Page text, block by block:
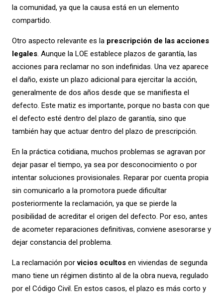
la comunidad, ya que la causa está en un elemento
compartido.
Otro aspecto relevante es la prescripción de las acciones
legales. Aunque la LOE establece plazos de garantía, las
acciones para reclamar no son indefinidas. Una vez aparece
el daño, existe un plazo adicional para ejercitar la acción,
generalmente de dos años desde que se manifiesta el
defecto. Este matiz es importante, porque no basta con que
el defecto esté dentro del plazo de garantía, sino que
también hay que actuar dentro del plazo de prescripción.
En la práctica cotidiana, muchos problemas se agravan por
dejar pasar el tiempo, ya sea por desconocimiento o por
intentar soluciones provisionales. Reparar por cuenta propia
sin comunicarlo a la promotora puede dificultar
posteriormente la reclamación, ya que se pierde la
posibilidad de acreditar el origen del defecto. Por eso, antes
de acometer reparaciones definitivas, conviene asesorarse y
dejar constancia del problema.
La reclamación porvicios ocultosen viviendas de segunda
mano tiene un régimen distinto al de la obra nueva, regulado
por el Código Civil. En estos casos, el plazo es más corto y